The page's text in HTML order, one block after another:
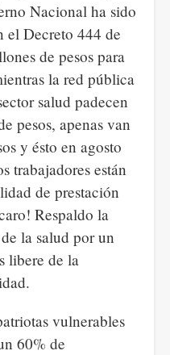
Nacional ha sido
el Decreto 444 de
de pesos para
la red pública
salud padecen
pesos, apenas van
y ésto en agosto
trabajadores están
de prestación
Respaldo la
la salud por un
libere de la
vulnerables
60% de